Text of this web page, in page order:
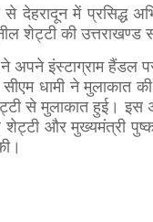
से देहरादून में प्रसिद्ध
शेट्टी की उत्तराखण्ड
ने अपने इंस्टाग्राम
धामी ने मुलाकात
से मुलाकात हुई।
और मुख्यमंत्री